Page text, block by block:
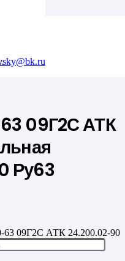
09Г2С АТК
Ру63
63 09Г2С АТК 24.200.02-90